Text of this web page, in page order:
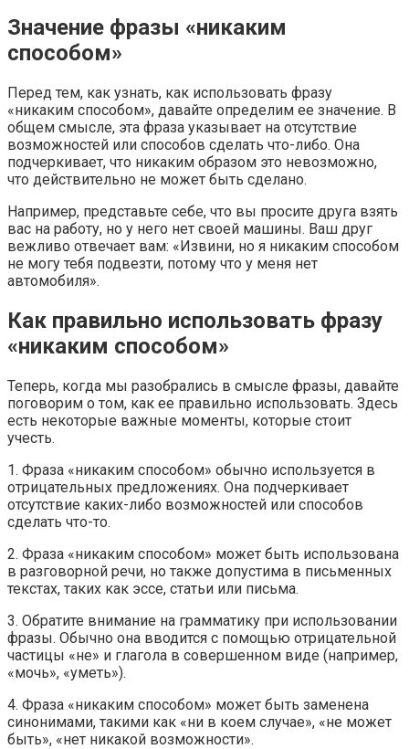
Значение фразы «никаким
способом»
Перед тем, как узнать, как использовать фразу
«никаким способом», давайте определим ее значение. В
общем смысле, эта фраза указывает на отсутствие
возможностей или способов сделать что-либо. Она
подчеркивает, что никаким образом это невозможно,
что действительно не может быть сделано.
Например, представьте себе, что вы просите друга взять
вас на работу, но у него нет своей машины. Ваш друг
вежливо отвечает вам: «Извини, но я никаким способом
не могу тебя подвезти, потому что у меня нет
автомобиля».
Как правильно использовать фразу
«никаким способом»
Теперь, когда мы разобрались в смысле фразы, давайте
поговорим о том, как ее правильно использовать. Здесь
есть некоторые важные моменты, которые стоит
учесть.
1. Фраза «никаким способом» обычно используется в
отрицательных предложениях. Она подчеркивает
отсутствие каких-либо возможностей или способов
сделать что-то.
2. Фраза «никаким способом» может быть использована
в разговорной речи, но также допустима в письменных
текстах, таких как эссе, статьи или письма.
3. Обратите внимание на грамматику при использовании
фразы. Обычно она вводится с помощью отрицательной
частицы «не» и глагола в совершенном виде (например,
«мочь», «уметь»).
4. Фраза «никаким способом» может быть заменена
синонимами, такими как «ни в коем случае», «не может
быть», «нет никакой возможности».